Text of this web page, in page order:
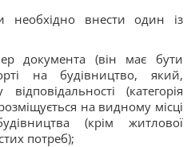
необхідно внести один із
документа (він має бути
на будівництво, який,
(категорія
на видному місці
(крім житлової
потреб);